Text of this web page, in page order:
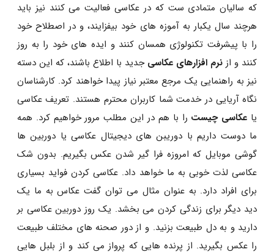
که سالیان متمادی ست که در عکاسی فعالیت می کنند نیز باید
هرچند سال یکبار به آموزه های خود بیفزایند، و در اصطلاح خود
را با پیشرفت تکنولوژی همسان کنند و ایده های خود را به روز
کنند و از نرم افزارهای عکاسی جدید با اطلاع باشند، که این دسته
نیز به راهنمایی یک مرجع معتبر نیاز پیدا خواهند کرد. کارشناسان
نگاه آریایی در خدمت شما کاربران محترم هستند. تعریف عکاسی
یا عکاسی چیست را با هم در این مطلب مرور خواهیم کرد. همه
ما دوست داریم با دوریبن های دیجیتال عکاسی یا دوربین ها
گوشی موبایل که امروزه فرا گیر شدن عکس بگیریم. بدون شک
عکاسی لذت خوبی به ما خواهد داد. عکاسی کردن فواید بسیاری
برای افراد دارد. به عنوان مثال می توان گفت عکاس به ما یک
دید دیگر برای زندگی کردن می بخشد. یک روز دوربین عکاسی بر
دارید و به دل طبیعت بزنید. و از دور صحنه های مختلف طبیعت
را عکس بگیرید. از پرنده هایی که پرواز می کند و از بلبل هایی